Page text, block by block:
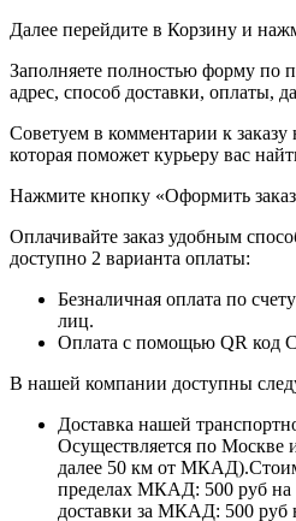
Далее перейдите в Корзину и
​​​​​​​Заполняете полностью форму по
адрес, способ доставки, оплаты,
​​​​​​​Советуем в комментарии к
которая поможет курьеру вас
​​​​​​​Нажмите кнопку «Оформить
Оплачивайте заказ удобным
доступно 2 варианта оплаты:
Безналичная оплата по
лиц.
Оплата с помощью QR код
В нашей компании доступны
Доставка нашей
Осуществляется по Москве
далее 50 км от
пределах МКАД: 500 руб на
доставки за МКАД: 500 руб